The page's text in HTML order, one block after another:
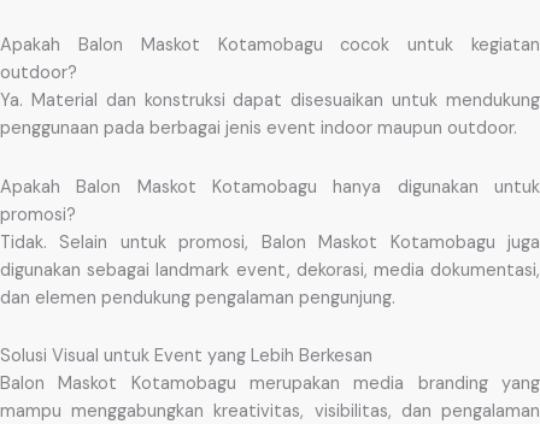
Apakah Balon Maskot Kotamobagu cocok untuk kegiatan
outdoor?
Ya. Material dan konstruksi dapat disesuaikan untuk mendukung
penggunaan pada berbagai jenis event indoor maupun outdoor.
Apakah Balon Maskot Kotamobagu hanya digunakan untuk
promosi?
Tidak. Selain untuk promosi, Balon Maskot Kotamobagu juga
digunakan sebagai landmark event, dekorasi, media dokumentasi,
dan elemen pendukung pengalaman pengunjung.
Solusi Visual untuk Event yang Lebih Berkesan
Balon Maskot Kotamobagu merupakan media branding yang
mampu menggabungkan kreativitas, visibilitas, dan pengalaman